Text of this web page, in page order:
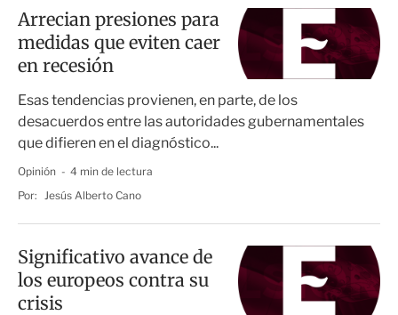
Arrecian presiones para
medidas que eviten caer
en recesión
Esas tendencias provienen, en parte, de los
desacuerdos entre las autoridades gubernamentales
que difieren en el diagnóstico...
Opinión
4 min de lectura
Por: Jesús Alberto Cano
Significativo avance de
los europeos contra su
crisis